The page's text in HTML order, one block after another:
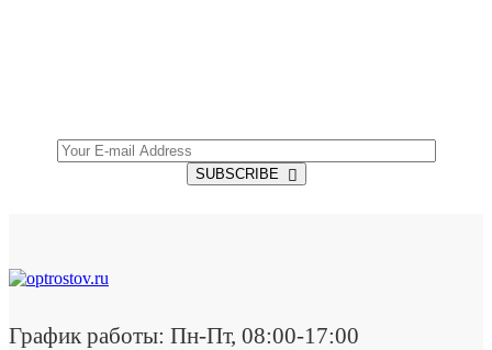
SUBSCRIBE
График работы: Пн-Пт, 08:00-17:00